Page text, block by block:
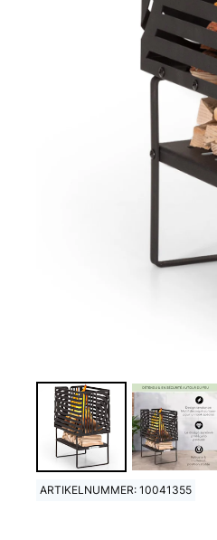
ARTIKELNUMMER: 10041355